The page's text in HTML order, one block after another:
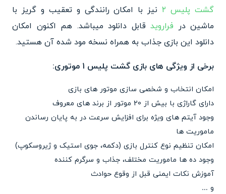
گشت پلیس ۲
نیز با امکان رانندگی و تعقیب و گریز با
ماشین در فراروید قابل دانلود میباشد. هم اکنون امکان
دانلود این بازی جذاب به همراه نسخه مود شده آن هستید.
برخی از ویژگی های بازی گشت پلیس 1 موتوری:
امکان انتخاب و شخصی سازی موتور های بازی
دارای گاراژی با بیش از 20 موتور از برند های معروف
وجود آیتم های ویژه برای افزایش سرعت در به پایان رساندن
ماموریت‌ ها
امکان تنظیم نوع کنترل بازی (دکمه، جوی استیک و ژیروسکوپ)
وجود ده ها ماموریت مختلف، جذاب و سرگرم کننده
آموزش نکات ایمنی قبل از وقوع حوادث
و …